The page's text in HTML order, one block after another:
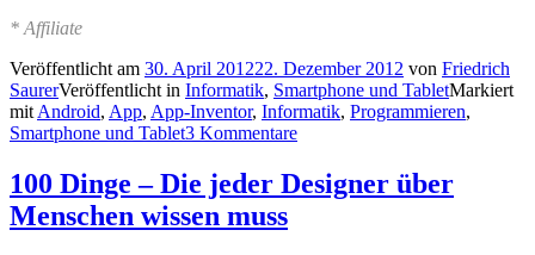
* Affiliate
Veröffentlicht am 30. April 201222. Dezember 2012 von Friedrich
SaurerVeröffentlicht in Informatik, Smartphone und TabletMarkiert
mit Android, App, App-Inventor, Informatik, Programmieren,
Smartphone und Tablet3 Kommentare
100 Dinge – Die jeder Designer über
Menschen wissen muss